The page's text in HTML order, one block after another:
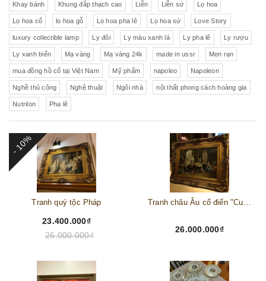
Khay bánh Khung đắp thạch cao Liễn Liễn sứ Lọ hoa
Lọ hoa cổ lọ hoa gỗ Lọ hoa pha lê Lọ hoa sứ Love Story
luxury collectible lamp Ly đôi Ly màu xanh lá Ly pha lê Ly rượu
Ly xanh biển Mạ vàng Mạ vàng 24k made in ussr Men rạn
mua đồng hồ cổ tại Việt Nam Mỹ phẩm napoleo Napoleon
Nghề thủ công Nghệ thuật Ngôi nhà nội thất phong cách hoàng gia
Nutrilon Pha lê
- 10%
Tranh quý tộc Pháp
23.400.000₫
26.000.000₫
Tranh châu Âu cổ điển "Cuộc sống lao động"
26.000.000₫